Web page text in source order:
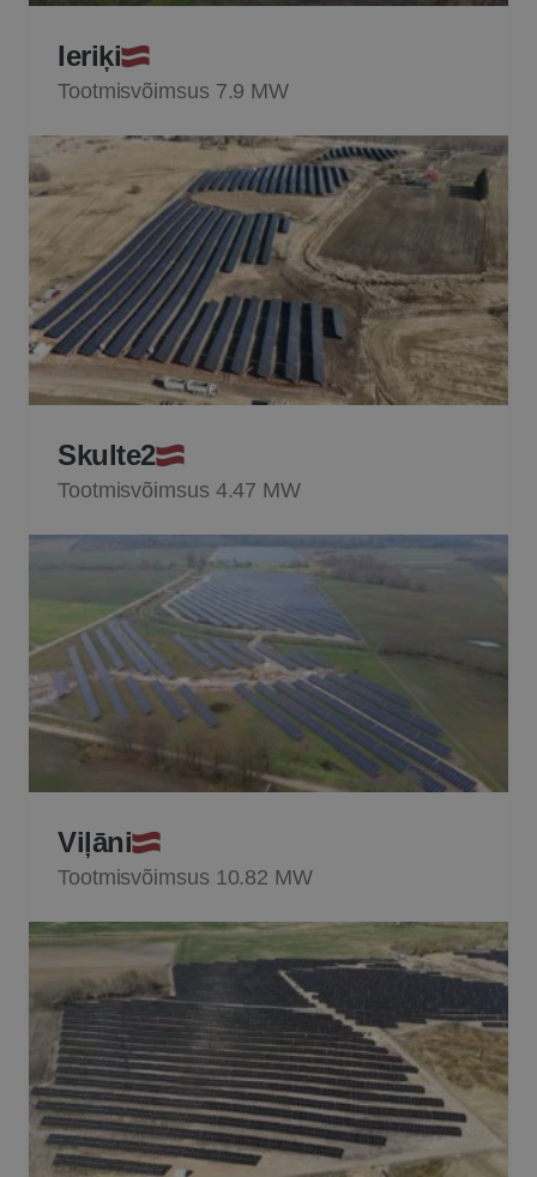
Ieriķi
Tootmisvõimsus 7.9 MW
Skulte2
Tootmisvõimsus 4.47 MW
Viļāni
Tootmisvõimsus 10.82 MW